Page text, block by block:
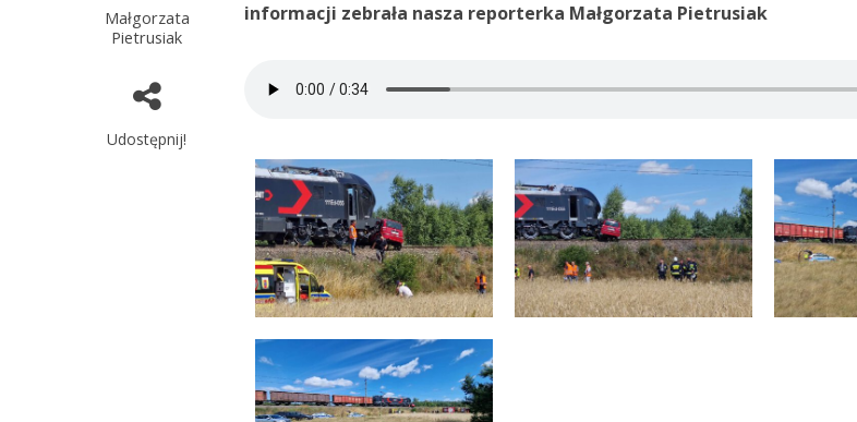
Małgorzata
Pietrusiak
Udostępnij!
informacji zebrała nasza reporterka Małgorzata Pietrusiak